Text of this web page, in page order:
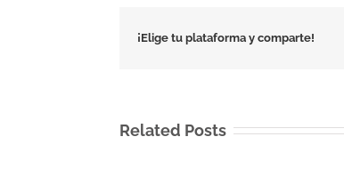
¡Elige tu plataforma y comparte!
Related Posts